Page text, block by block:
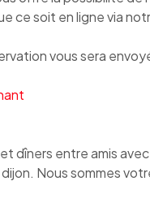
ce soit en ligne via
vous sera
dîners entre amis avec
Nous sommes